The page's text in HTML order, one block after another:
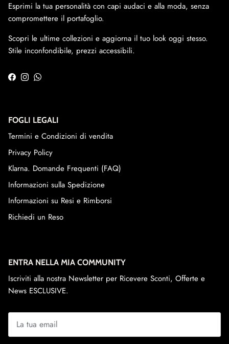
Esprimi la tua personalità con capi audaci e alla moda, senza
compromettere il portafoglio.
Scopri le ultime collezioni e aggiorna il tuo look oggi stesso.
Stile inconfondibile, prezzi accessibili.
Facebook
InstagramWhatsApp
FOGLI LEGALI
Termini e Condizioni di vendita
Privacy Policy
Klarna. Domande Frequenti (FAQ)
Informazioni sulla Spedizione
Informazioni su Resi e Rimborsi
Richiedi un Reso
ENTRA NELLA MIA COMMUNITY
Iscriviti alla nostra Newsletter per Ricevere Sconti, Offerte e
News ESCLUSIVE.